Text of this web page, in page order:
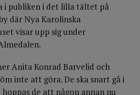
i publiken i det lilla tältet på
där Nya Karolinska
visar upp sig under
Anita Konrad Barvelid och
inte att göra. De ska snart gå i
de att någon annan nu